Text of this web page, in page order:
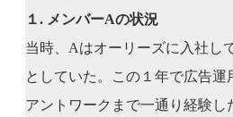
１. メンバーAの状況
当時、Aはオーリーズに入社し
としていた。この１年で広告運
アントワークまで一通り経験し